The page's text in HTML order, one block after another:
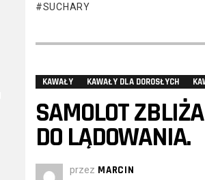
SUCHARY
KAWAŁY KAWAŁY DLA DOROSŁYCH
SAMOLOT
DO LĄDOWANIA.
przez MARCIN